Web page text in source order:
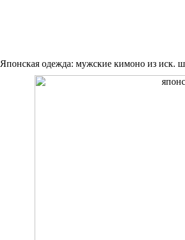
Японская одежда: мужские кимоно из иск.